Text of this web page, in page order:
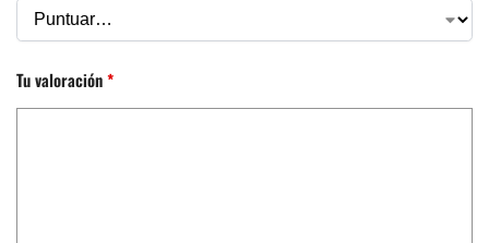
Tu valoración*